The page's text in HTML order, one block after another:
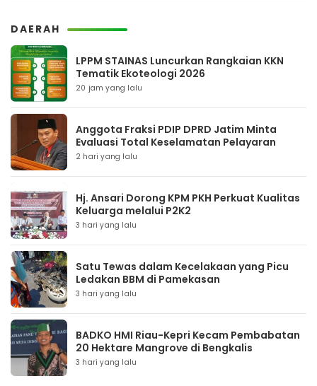
DAERAH
LPPM STAINAS Luncurkan Rangkaian KKN
Tematik Ekoteologi 2026
20 jam yang lalu
Anggota Fraksi PDIP DPRD Jatim Minta
Evaluasi Total Keselamatan Pelayaran
2 hari yang lalu
Hj. Ansari Dorong KPM PKH Perkuat Kualitas
Keluarga melalui P2K2
3 hari yang lalu
Satu Tewas dalam Kecelakaan yang Picu
Ledakan BBM di Pamekasan
3 hari yang lalu
BADKO HMI Riau-Kepri Kecam Pembabatan
20 Hektare Mangrove di Bengkalis
3 hari yang lalu